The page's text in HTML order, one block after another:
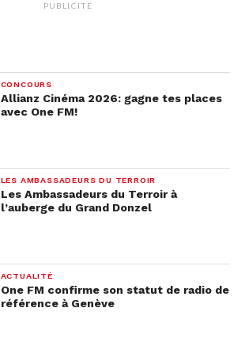
PUBLICITÉ
CONCOURS
Allianz Cinéma 2026: gagne tes places
avec One FM!
LES AMBASSADEURS DU TERROIR
Les Ambassadeurs du Terroir à
l’auberge du Grand Donzel
ACTUALITÉ
One FM confirme son statut de radio de
référence à Genève